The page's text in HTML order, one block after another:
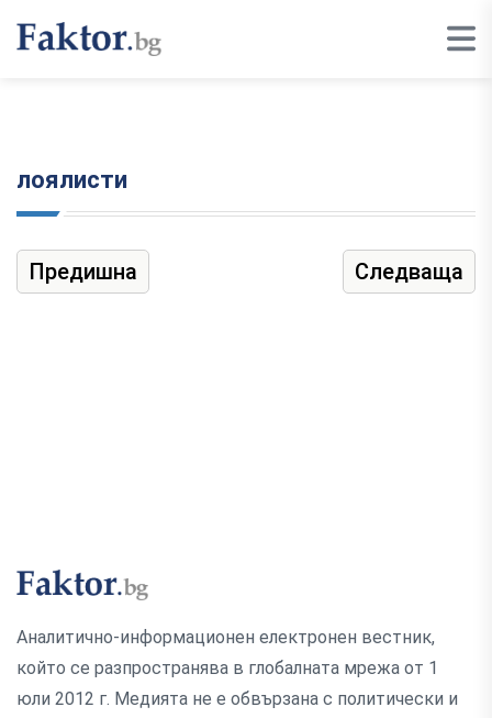
лоялисти
Предишна Следваща
Аналитично-информационен електронен вестник,
който се разпространява в глобалната мрежа от 1
юли 2012 г. Медията не е обвързана с политически и